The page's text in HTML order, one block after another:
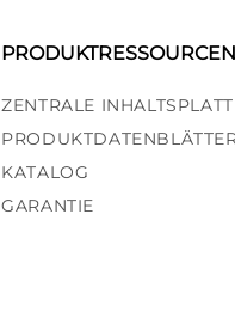
ZENTRALE
KATALOG
GARANTIE